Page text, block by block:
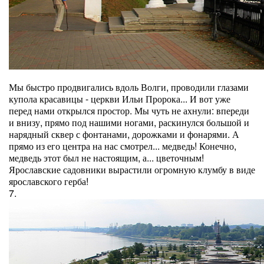
Мы быстро продвигались вдоль Волги, проводили глазами
купола красавицы - церкви Ильи Пророка... И вот уже
перед нами открылся простор. Мы чуть не ахнули: впереди
и внизу, прямо под нашими ногами, раскинулся большой и
нарядный сквер с фонтанами, дорожками и фонарями. А
прямо из его центра на нас смотрел... медведь! Конечно,
медведь этот был не настоящим, а... цветочным!
Ярославские садовники вырастили огромную клумбу в виде
ярославского герба!
7.